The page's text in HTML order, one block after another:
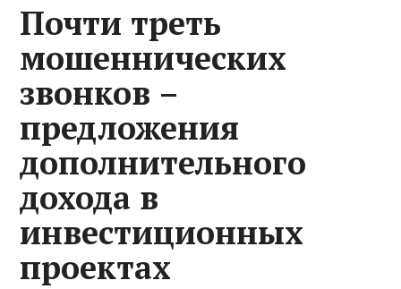
Почти треть
мошеннических
звонков –
предложения
дополнительного
дохода в
инвестиционных
проектах